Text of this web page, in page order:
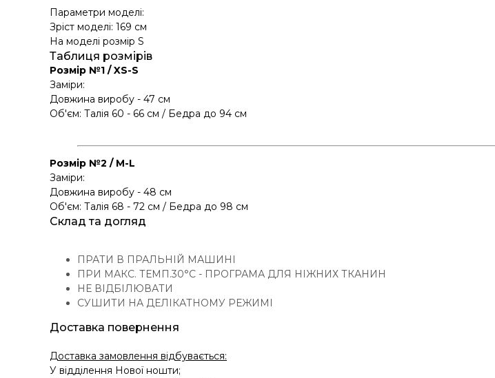
Параметри моделі:
Зріст моделі: 169 см
На моделі розмір S
Таблиця розмірів
Розмір №1 / XS-S
Заміри:
Довжина виробу - 47 см
Об'єм: Талія 60 - 66 см / Бедра до 94 см
Розмір №2 / M-L
Заміри:
Довжина виробу - 48 см
Об'єм: Талія 68 - 72 см / Бедра до 98 см
Склад та догляд
ПРАТИ В ПРАЛЬНІЙ МАШИНІ
ПРИ МАКС. ТЕМП.30°C - ПРОГРАМА ДЛЯ НІЖНИХ ТКАНИН
НЕ ВІДБІЛЮВАТИ
СУШИТИ НА ДЕЛІКАТНОМУ РЕЖИМІ
Доставка повернення
Доставка замовлення відбувається:
У відділення Нової ношти;